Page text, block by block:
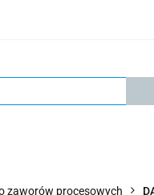
zaworów procesowych